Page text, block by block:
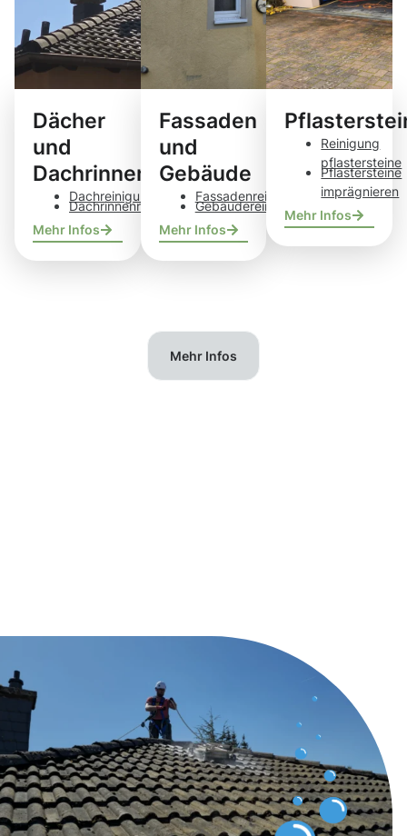
Dächer
und
Dachrinnen
Dachreinigung
Dachrinnenreinigung
Mehr Infos
Fassaden
und
Gebäude
Fassadenreinigung
Gebäudereinigung
Mehr Infos
Reinigung
pflastersteine
Pflastersteine
imprägnieren
Mehr Infos
Mehr Infos